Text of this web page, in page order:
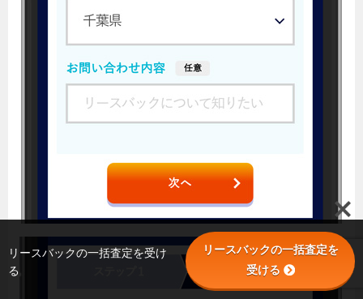
リースバックの一括査定を受け
る
リースバックの一括査定を
受ける